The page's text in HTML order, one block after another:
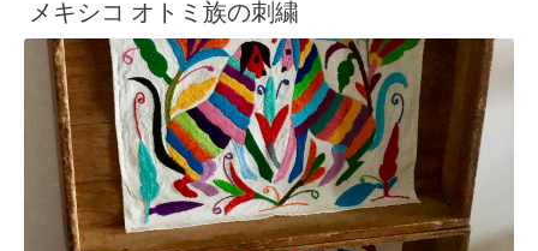
メキシコ オトミ族の刺繍